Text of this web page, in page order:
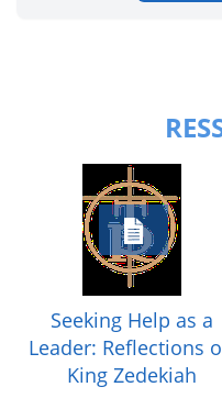
Seeking Help as a
Leader: Reflections
King Zedekiah